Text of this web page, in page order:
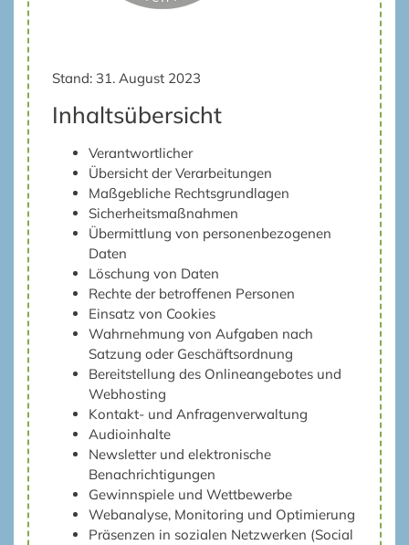
Stand: 31. August 2023
Inhaltsübersicht
Verantwortlicher
Übersicht der Verarbeitungen
Maßgebliche Rechtsgrundlagen
Sicherheitsmaßnahmen
Übermittlung von personenbezogenen
Daten
Löschung von Daten
Rechte der betroffenen Personen
Einsatz von Cookies
Wahrnehmung von Aufgaben nach
Satzung oder Geschäftsordnung
Bereitstellung des Onlineangebotes und
Webhosting
Kontakt- und Anfragenverwaltung
Audioinhalte
Newsletter und elektronische
Benachrichtigungen
Gewinnspiele und Wettbewerbe
Webanalyse, Monitoring und Optimierung
Präsenzen in sozialen Netzwerken (Social